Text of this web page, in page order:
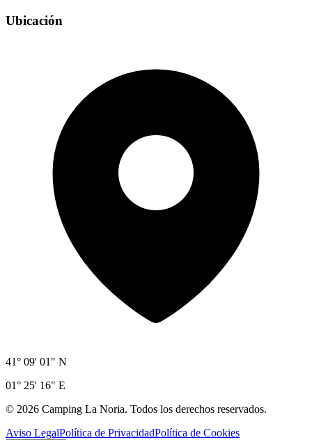
Ubicación
41° 09' 01" N
01° 25' 16" E
© 2026 Camping La Noria. Todos los derechos reservados.
Aviso LegalPolítica de PrivacidadPolítica de Cookies